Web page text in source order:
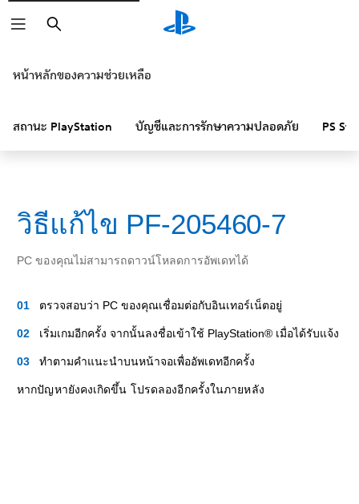
หน้าหลักของความช่วยเหลือ
สถานะ PlayStation บัญชีและการรักษาความปลอดภัย PS
วิธีแก้ไข PF-205460-7
PC ของคุณไม่สามารถดาวน์โหลดการอัพเดทได้
ตรวจสอบว่า PC ของคุณเชื่อมต่อกับอินเทอร์เน็ตอยู่
เริ่มเกมอีกครั้ง จากนั้นลงชื่อเข้าใช้ PlayStation® เมื่อได้รับแจ้ง
ทำตามคำแนะนำบนหน้าจอเพื่ออัพเดทอีกครั้ง
หากปัญหายังคงเกิดขึ้น โปรดลองอีกครั้งในภายหลัง